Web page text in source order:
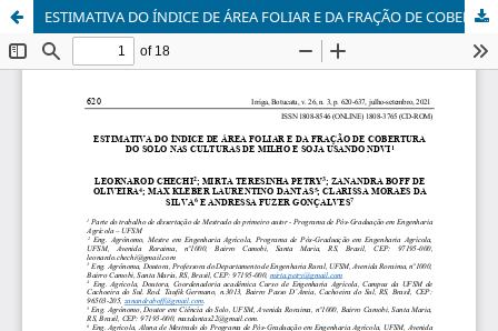
ESTIMATIVA DO ÍNDICE DE ÁREA FOLIAR E DA FRAÇÃO DE COBERTURA DO SOLO NAS CULTURAS DE MILHO E SOJA USANDO NDVI